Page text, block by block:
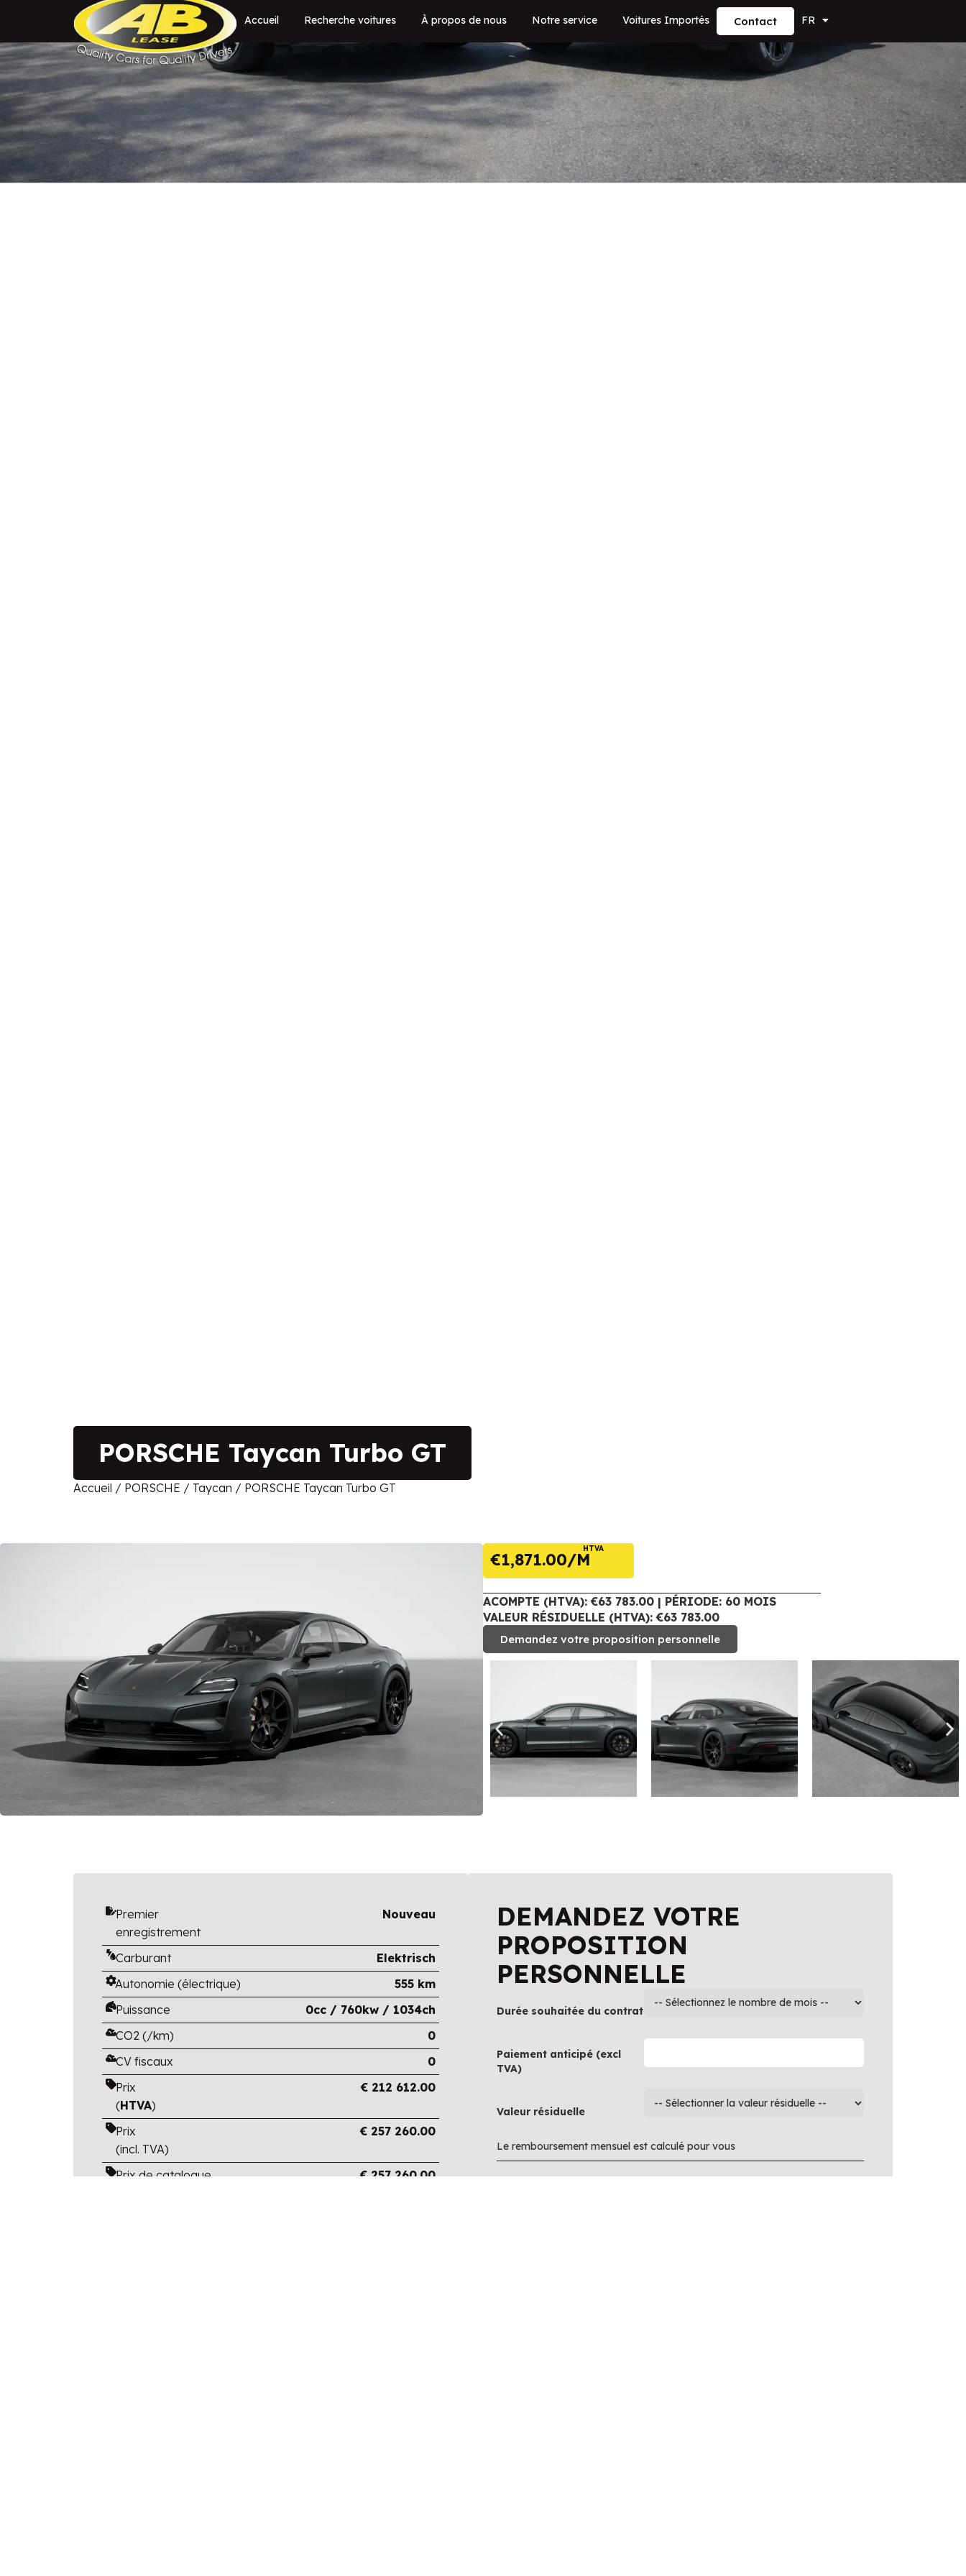
Accueil Recherche voitures À propos de nous Notre service Voitures Importés Contact FR
PORSCHE Taycan Turbo GT
Accueil / PORSCHE / Taycan / PORSCHE Taycan Turbo GT
€1,871.00
HTVA
ACOMPTE (HTVA): €63 783.00 | PÉRIODE: 60 MOIS
VALEUR RÉSIDUELLE (HTVA): €63 783.00
Demandez votre proposition personnelle
Premier
enregistrement
Nouveau
Carburant
Elektrisch
Autonomie (électrique)
555 km
Puissance
0cc / 760kw / 1034ch
CO2 (/km)
0
CV fiscaux
0
Prix
(HTVA)
€ 212 612.00
Prix
(incl. TVA)
€ 257 260.00
Prix de catalogue
€257 260.00
DEMANDEZ VOTRE
PROPOSITION
PERSONNELLE
Durée souhaitée du contrat
Paiement anticipé (excl
TVA)
Valeur résiduelle
Le remboursement mensuel est calculé pour vous